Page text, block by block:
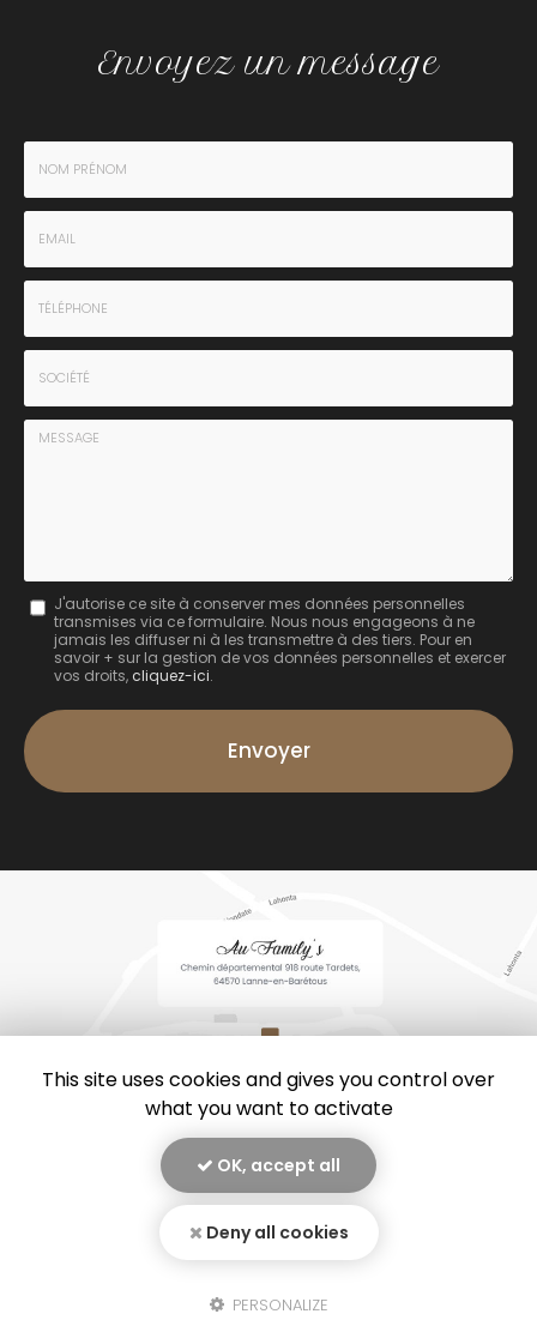
Envoyez un message
Nom
Prénom
*
Email
*
Tél.
*
Société
Message
J'autorise ce site à conserver mes données personnelles
transmises via ce formulaire. Nous nous engageons à ne
jamais les diffuser ni à les transmettre à des tiers. Pour en
savoir + sur la gestion de vos données personnelles et exercer
vos droits, cliquez-ici.
Acceptation
RGPD
*
Envoyer
En savoir +
- Plan du site-Liens utiles
This site uses cookies and gives you control over
what you want to activate
OK, accept all
Deny all cookies
PERSONALIZE